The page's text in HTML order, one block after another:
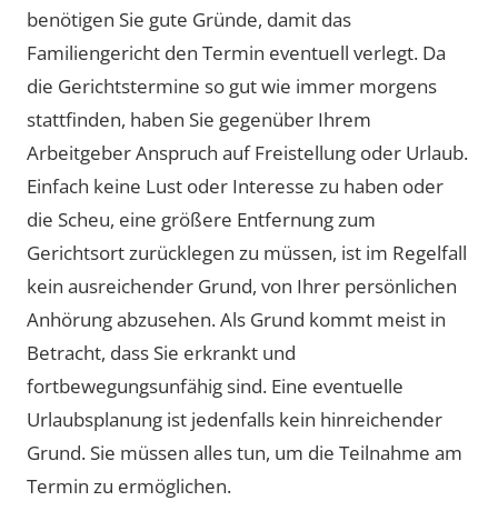
benötigen Sie gute Gründe, damit das
Familiengericht den Termin eventuell verlegt. Da
die Gerichtstermine so gut wie immer morgens
stattfinden, haben Sie gegenüber Ihrem
Arbeitgeber Anspruch auf Freistellung oder Urlaub.
Einfach keine Lust oder Interesse zu haben oder
die Scheu, eine größere Entfernung zum
Gerichtsort zurücklegen zu müssen, ist im Regelfall
kein ausreichender Grund, von Ihrer persönlichen
Anhörung abzusehen. Als Grund kommt meist in
Betracht, dass Sie erkrankt und
fortbewegungsunfähig sind. Eine eventuelle
Urlaubsplanung ist jedenfalls kein hinreichender
Grund. Sie müssen alles tun, um die Teilnahme am
Termin zu ermöglichen.